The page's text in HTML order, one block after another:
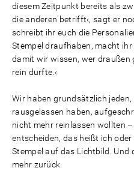
diesem Zeitpunkt bereits als
die anderen betrifft‹, sagt er
schreibt ihr euch die
Stempel draufhaben, macht ihr
damit wir wissen, wer draußen
rein durfte.‹
Wir haben grundsätzlich jeden,
rausgelassen haben,
nicht mehr reinlassen wollten
entscheiden, das heißt ich
Stempel auf das Lichtbild. Und
mehr zurück.